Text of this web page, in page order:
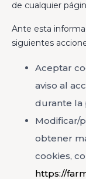
de cualquier
Ante esta
siguientes
Aceptar
aviso al
durante la
Modificar/
obtener
cookies,
https://